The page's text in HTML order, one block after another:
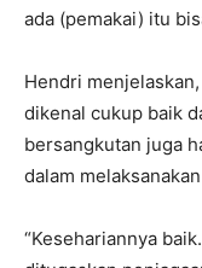
ada (pemakai) itu
Hendri
dikenal cukup baik
bersangkutan juga
dalam
“Kesehariannya